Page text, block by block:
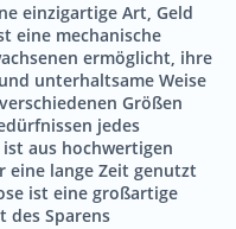
einzigartige Art, Geld
eine mechanische
ermöglicht, ihre
unterhaltsame Weise
Größen
jedes
aus hochwertigen
lange Zeit genutzt
ist eine großartige
des Sparens